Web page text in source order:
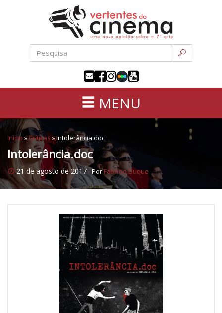
conteúdo
sétima
MENU
Início »Críticas »Intolerância.doc
Intolerância.doc
21 de agosto de 2017 PorFabricio Duque